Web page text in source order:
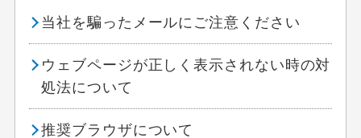
当社を騙ったメールにご注意ください
ウェブページが正しく表示されない時の対
処法について
推奨ブラウザについて